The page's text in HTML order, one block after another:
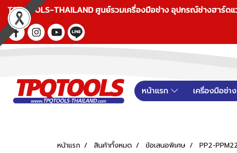
TPQTOOLS-THAILAND ศูนย์รวมเครื่องมือช่าง อุปกรณ์ช่างฮาร์ด
หน้าแรก เครื่องมือช่าง
หน้าแรก สินค้าทั้งหมด ข้อเสนอพิเศษ PP2-